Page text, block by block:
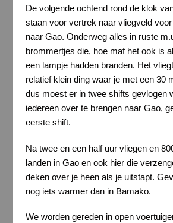
De volgende ochtend rond de klok
staan voor vertrek naar vliegveld
naar Gao. Onderweg alles in ruste
brommertjes die, hoe maf het ook is
een lampje hadden branden. Het
relatief klein ding waar je met een 30
dus moest er in twee shifts gevlogen
iedereen over te brengen naar Gao,
eerste shift.
Na twee en een half uur vliegen en
landen in Gao en ook hier die
deken over je heen als je uitstapt.
nog iets warmer dan in Bamako.
We worden gereden in open